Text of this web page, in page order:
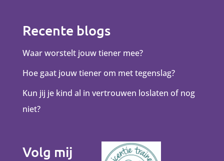
Recente blogs
Waar worstelt jouw tiener mee?
Hoe gaat jouw tiener om met tegenslag?
Kun jij je kind al in vertrouwen loslaten of nog
niet?
Volg mij